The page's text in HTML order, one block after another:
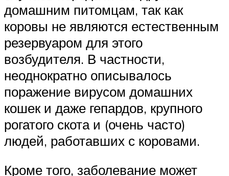
домашним питомцам, так как
коровы не являются естественным
резервуаром для этого
возбудителя. В частности,
неоднократно описывалось
поражение вирусом домашних
кошек и даже гепардов, крупного
рогатого скота и (очень часто)
людей, работавших с коровами.
Кроме того, заболевание может